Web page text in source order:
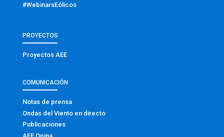
#WebinarsEólicos
PROYECTOS
Proyectos AEE
COMUNICACIÓN
Notas de prensa
Ondas del Viento en directo
Publicaciones
AEE Opina